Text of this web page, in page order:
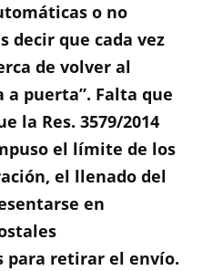
o no
decir que cada vez
de volver al
a puerta”. Falta que
la Res. 3579/2014
el límite de los
el llenado del
en
para retirar el envío.